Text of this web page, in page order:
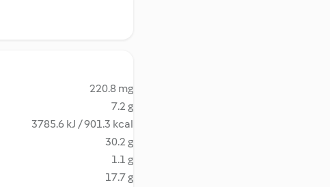
220.8 mg
7.2 g
3785.6 kJ / 901.3 kcal
30.2 g
1.1 g
17.7 g